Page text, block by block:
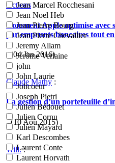
Jean Marcel Rocchesani
Jean Noel Heb
Jean Pierre Bourg
Jean Pierre Chevallier
Jeremy Allam
Jérôme Verlaine
john
John Laurie
Jolicoeur
Joseph Pietri
Julien Bédouet
Julien Cornu
Julien Mayard
Karl Descombes
Laurent Conte
Laurent Horvath
Actions:
Comment Apple optimise avec
par emprunts bancaires tout
- (04 Jan 2016)
Claude Mathy:
La gestion d’un portefeuille
- (10 Aoû 2015)
Will.: